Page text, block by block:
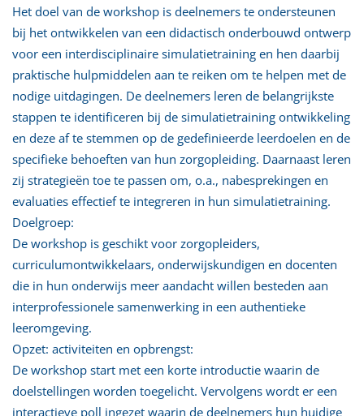
Het doel van de workshop is deelnemers te ondersteunen
bij het ontwikkelen van een didactisch onderbouwd ontwerp
voor een interdisciplinaire simulatietraining en hen daarbij
praktische hulpmiddelen aan te reiken om te helpen met de
nodige uitdagingen. De deelnemers leren de belangrijkste
stappen te identificeren bij de simulatietraining ontwikkeling
en deze af te stemmen op de gedefinieerde leerdoelen en de
specifieke behoeften van hun zorgopleiding. Daarnaast leren
zij strategieën toe te passen om, o.a., nabesprekingen en
evaluaties effectief te integreren in hun simulatietraining.
Doelgroep:
De workshop is geschikt voor zorgopleiders,
curriculumontwikkelaars, onderwijskundigen en docenten
die in hun onderwijs meer aandacht willen besteden aan
interprofessionele samenwerking in een authentieke
leeromgeving.
Opzet: activiteiten en opbrengst:
De workshop start met een korte introductie waarin de
doelstellingen worden toegelicht. Vervolgens wordt er een
interactieve poll ingezet waarin de deelnemers hun huidige